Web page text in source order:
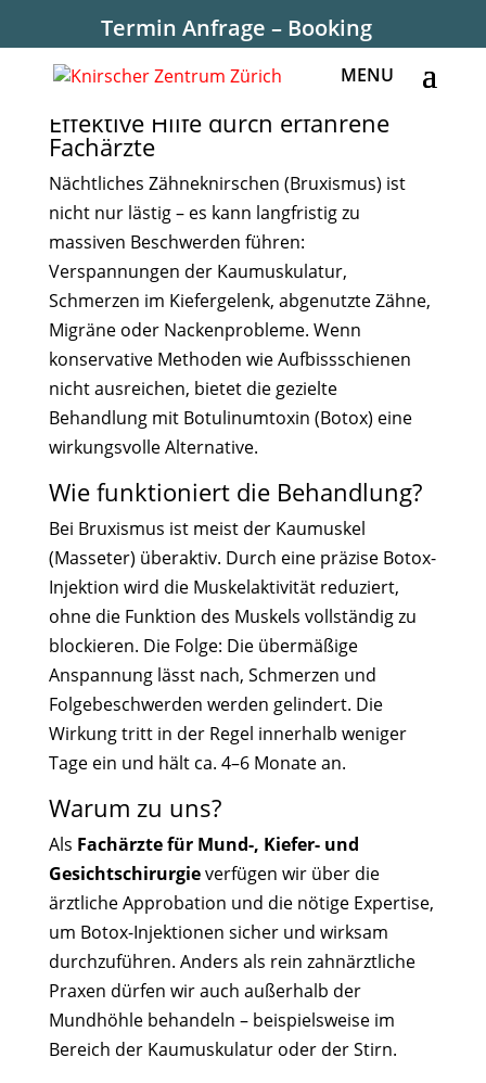
Termin Anfrage – Booking
Bruxismusbehandlung mit Botox –
Effektive Hilfe durch erfahrene
Fachärzte
Nächtliches Zähneknirschen (Bruxismus) ist
nicht nur lästig – es kann langfristig zu
massiven Beschwerden führen:
Verspannungen der Kaumuskulatur,
Schmerzen im Kiefergelenk, abgenutzte Zähne,
Migräne oder Nackenprobleme. Wenn
konservative Methoden wie Aufbissschienen
nicht ausreichen, bietet die gezielte
Behandlung mit Botulinumtoxin (Botox) eine
wirkungsvolle Alternative.
Wie funktioniert die Behandlung?
Bei Bruxismus ist meist der Kaumuskel
(Masseter) überaktiv. Durch eine präzise Botox-
Injektion wird die Muskelaktivität reduziert,
ohne die Funktion des Muskels vollständig zu
blockieren. Die Folge: Die übermäßige
Anspannung lässt nach, Schmerzen und
Folgebeschwerden werden gelindert. Die
Wirkung tritt in der Regel innerhalb weniger
Tage ein und hält ca. 4–6 Monate an.
Warum zu uns?
Als Fachärzte für Mund-, Kiefer- und
Gesichtschirurgieverfügen wir über die
ärztliche Approbation und die nötige Expertise,
um Botox-Injektionen sicher und wirksam
durchzuführen. Anders als rein zahnärztliche
Praxen dürfen wir auch außerhalb der
Mundhöhle behandeln – beispielsweise im
Bereich der Kaumuskulatur oder der Stirn.